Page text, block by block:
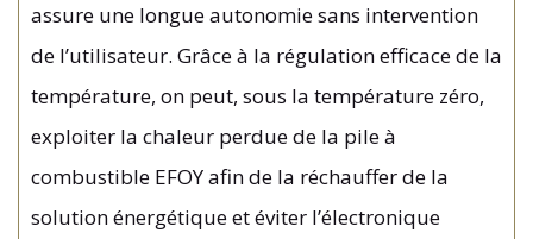
assure une longue autonomie sans intervention
de l’utilisateur. Grâce à la régulation efficace de la
température, on peut, sous la température zéro,
exploiter la chaleur perdue de la pile à
combustible EFOY afin de la réchauffer de la
solution énergétique et éviter l’électronique